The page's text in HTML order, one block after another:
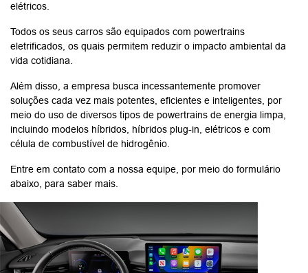
elétricos.
Todos os seus carros são equipados com powertrains
eletrificados, os quais permitem reduzir o impacto ambiental da
vida cotidiana.
Além disso, a empresa busca incessantemente promover
soluções cada vez mais potentes, eficientes e inteligentes, por
meio do uso de diversos tipos de powertrains de energia limpa,
incluindo modelos híbridos, híbridos plug-in, elétricos e com
célula de combustível de hidrogênio.
Entre em contato com a nossa equipe, por meio do formulário
abaixo, para saber mais.